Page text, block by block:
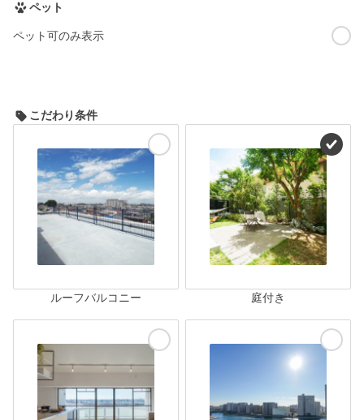
ペット
ペット可のみ表示
こだわり条件
ルーフバルコニー 庭付き